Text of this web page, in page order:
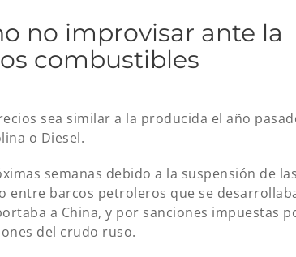
no improvisar ante la
combustibles
sea similar a la producida el año
o Diesel.
semanas debido a la suspensión de las
entre barcos petroleros que se
a China, y por sanciones impuestas
del crudo ruso.